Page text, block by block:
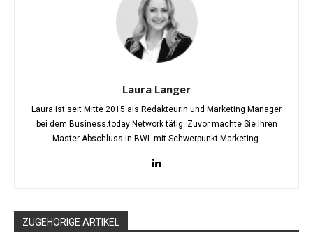
Laura Langer
Laura ist seit Mitte 2015 als Redakteurin und Marketing Manager
bei dem Business.today Network tätig. Zuvor machte Sie Ihren
Master-Abschluss in BWL mit Schwerpunkt Marketing.
ZUGEHÖRIGE ARTIKEL